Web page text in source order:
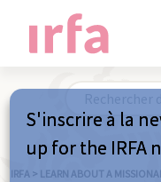
IRFA > LEARN ABOUT A
S'inscrire à la
up for the IRFA